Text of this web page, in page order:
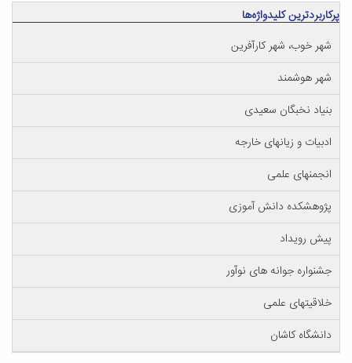
پرکاربردترین کلیدواژه‌ها
شهر خوب، شهر کارآفرین
شهر هوشمند
بنیاد نخبگان سعیدی
ادبیات و زیانهای خارجه
انجمنهای علمی
پژوهشکده دانش آموزی
پیش رویداد
جشنواره جوانه های نوآور
خلاقیتهای علمی
دانشگاه کاشان